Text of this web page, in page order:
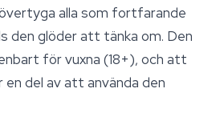
alla som fortfarande
den glöder att tänka om. Den
för vuxna (18+), och att
en del av att använda den